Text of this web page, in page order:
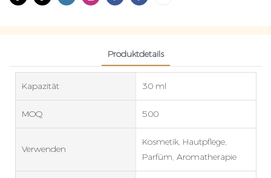
Produktdetails
Kapazität 30 ml
MOQ 500
Verwenden
Kosmetik, Hautpflege,
Parfüm, Aromatherapie